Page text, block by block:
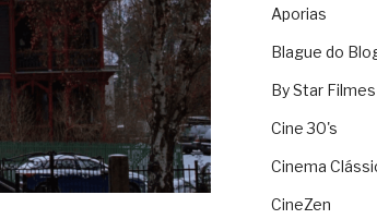
Aporias
Blague do
By Star Filmes
Cine 30's
Cinema
CineZen